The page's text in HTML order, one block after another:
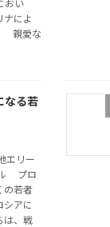
おい
ナによ
親愛な
なる若
エリー
プロ
の若者
シアに
は、戦